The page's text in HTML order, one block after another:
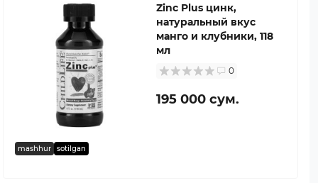
mashhur sotilgan
Zinc Plus цинк,
натуральный вкус
манго и клубники, 118
мл
0
195 000 сум.